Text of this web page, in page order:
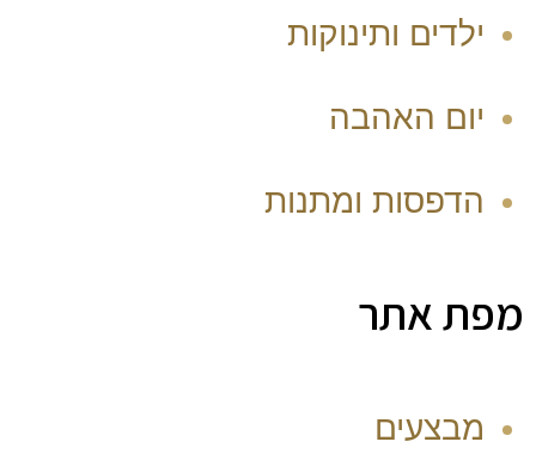
ילדים ותינוקות
יום האהבה
הדפסות ומתנות
מפת אתר
מבצעים